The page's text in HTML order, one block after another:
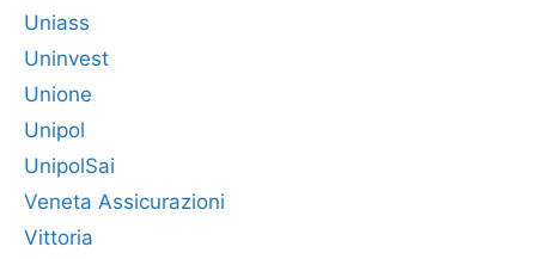
Uniass
Uninvest
Unione
Unipol
UnipolSai
Veneta Assicurazioni
Vittoria